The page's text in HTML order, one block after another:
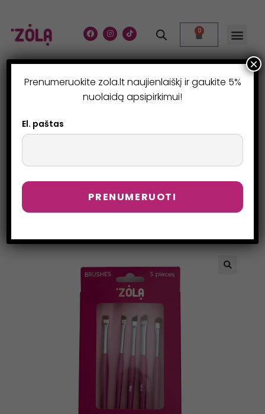
0
TEPTUKŲ RINKINYS
ANTAKIAMS – BROW
UPDATE SET (5 VNT.)
Prenumeruokite zola.lt naujienlaiškį ir gaukite 5%
nuolaidą apsipirkimui!
El. paštas
×